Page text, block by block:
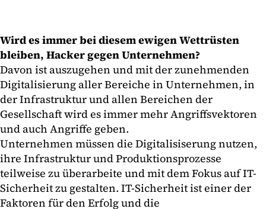
Wird es immer bei diesem ewigen Wettrüsten
bleiben, Hacker gegen Unternehmen?
Davon ist auszugehen und mit der zunehmenden
Digitalisierung aller Bereiche in Unternehmen, in
der Infrastruktur und allen Bereichen der
Gesellschaft wird es immer mehr Angriffsvektoren
und auch Angriffe geben.
Unternehmen müssen die Digitalisiserung nutzen,
ihre Infrastruktur und Produktionsprozesse
teilweise zu überarbeite und mit dem Fokus auf IT-
Sicherheit zu gestalten. IT-Sicherheit ist einer der
Faktoren für den Erfolg und die